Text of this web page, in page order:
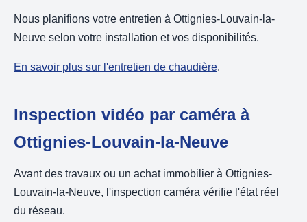
Nous planifions votre entretien à Ottignies-Louvain-la-
Neuve selon votre installation et vos disponibilités.
En savoir plus sur l'entretien de chaudière.
Inspection vidéo par caméra à
Ottignies-Louvain-la-Neuve
Avant des travaux ou un achat immobilier à Ottignies-
Louvain-la-Neuve, l'inspection caméra vérifie l'état réel
du réseau.